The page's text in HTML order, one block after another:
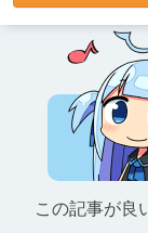
この記事が良